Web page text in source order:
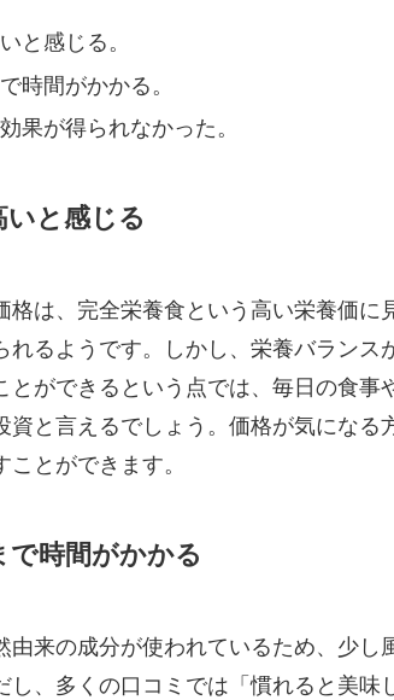
と感じる。
時間がかかる。
果が得られなかった。
と感じる
格は、完全栄養食という高い栄養価
れるようです。しかし、栄養バランス
とができるという点では、毎日の食事
資と言えるでしょう。価格が気にな
とができます。
で時間がかかる
由来の成分が使われているため、少
し、多くの口コミでは「慣れると美